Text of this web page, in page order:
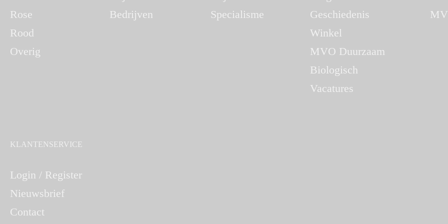
Rose
Rood
Overig
Bedrijven
Specialisme
Geschiedenis
Winkel
MVO Duurzaam
Biologisch
Vacatures
KLANTENSERVICE
Login / Register
Nieuwsbrief
Contact